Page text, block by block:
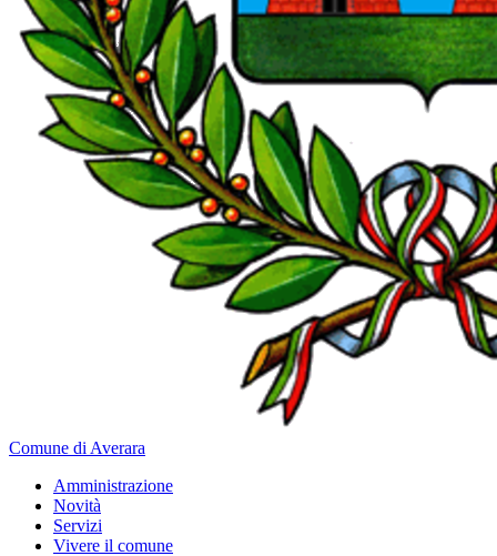
Comune di Averara
Amministrazione
Novità
Servizi
Vivere il comune